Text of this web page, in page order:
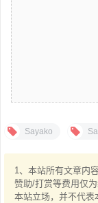
Sayako
1、本站所有文章内
赞助/打赏等费用仅
本站立场，并不代表